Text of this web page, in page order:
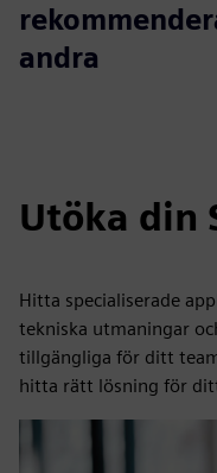
andra
Utöka din
Hitta specialiserade
tekniska utmaningar
tillgängliga för ditt
hitta rätt lösning för